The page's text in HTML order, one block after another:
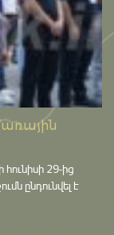
29-ից
ընդունվել է